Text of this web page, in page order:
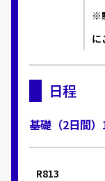
※
に
日程
基礎（2日間
R813